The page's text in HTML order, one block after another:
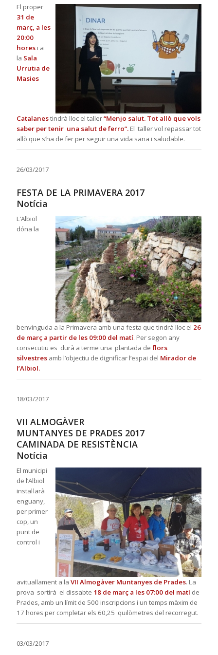
El proper
31 de
març, a les
20:00
horesi a
la Sala
Urrutia de
Masies
Catalanestindrà lloc el taller“Menjo salut. Tot allò que vols
saber per tenir una salut de ferro”.El taller vol repassar tot
allò que s’ha de fer per seguir una vida sana i saludable.
26/03/2017
FESTA DE LA PRIMAVERA 2017
Notícia
L’Albiol
dóna la
benvinguda a la Primavera amb una festa que tindrà lloc el 26
de març a partir de les 09:00 del matí. Per segon any
consecutiu es durà a terme una plantada de flors
silvestresamb l’objectiu de dignificar l’espai del Mirador de
l’Albiol.
18/03/2017
VII ALMOGÀVER
MUNTANYES DE PRADES 2017
CAMINADA DE RESISTÈNCIA
Notícia
El municipi
de l’Albiol
instal·larà
enguany,
per primer
cop, un
punt de
control i
avituallament a la VII Almogàver Muntanyes de Prades. La
prova sortirà el dissabte 18 de març a les 07:00 del matíde
Prades, amb un límit de 500 inscripcions i un temps màxim de
17 hores per completar els 60,25 quilòmetres del recorregut.
03/03/2017